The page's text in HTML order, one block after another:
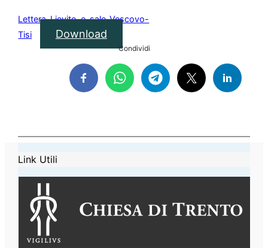
Lettera-Lievito-e-sale_Vescovo-
Tisi
Download
Condividi
Link Utili